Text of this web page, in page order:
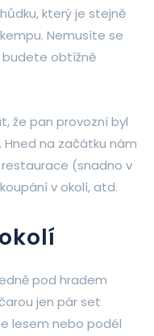
který je stejně
Nemusíte se
budete obtížně
že pan provozní byl
na začátku nám
(snadno v
v okolí, atd.
pod hradem
jen pár set
lesem nebo podél